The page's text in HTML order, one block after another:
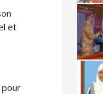
et